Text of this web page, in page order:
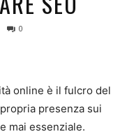
0
online è il fulcro del
presenza sui
mai essenziale.